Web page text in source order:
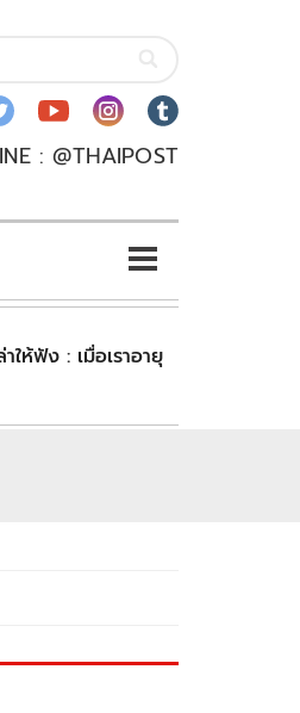
: @THAIPOST
าให้ฟัง : เมื่อเราอายุ